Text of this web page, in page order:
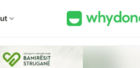
expand_more